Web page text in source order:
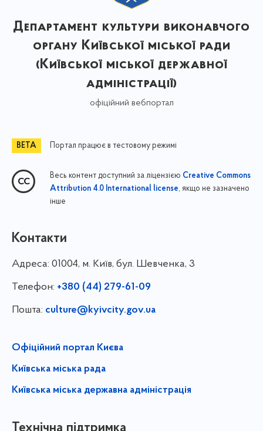
Департамент культури виконавчого
органу Київської міської ради
(Київської міської державної
адміністрації)
офіційний вебпортал
Портал працює в тестовому режимі
Весь контент доступний за ліцензією Creative Commons
Attribution 4.0 International license, якщо не зазначено
інше
Контакти
Адреса: 01004, м. Київ, бул. Шевченка, 3
Телефон: +380 (44) 279-61-09
Пошта: culture@kyivcity.gov.ua
Офіційний портал Києва
Київська міська рада
Київська міська державна адміністрація
Технічна підтримка